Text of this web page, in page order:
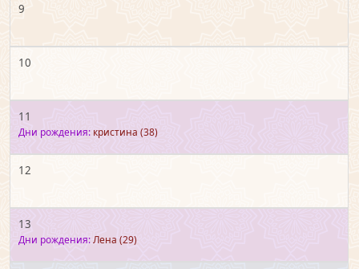
9
10
11
Дни рождения: кристина (38)
12
13
Дни рождения:Лена (29)